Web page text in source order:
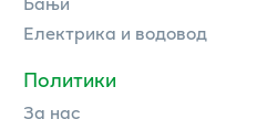
Електрика и водовод
Политики
За нас